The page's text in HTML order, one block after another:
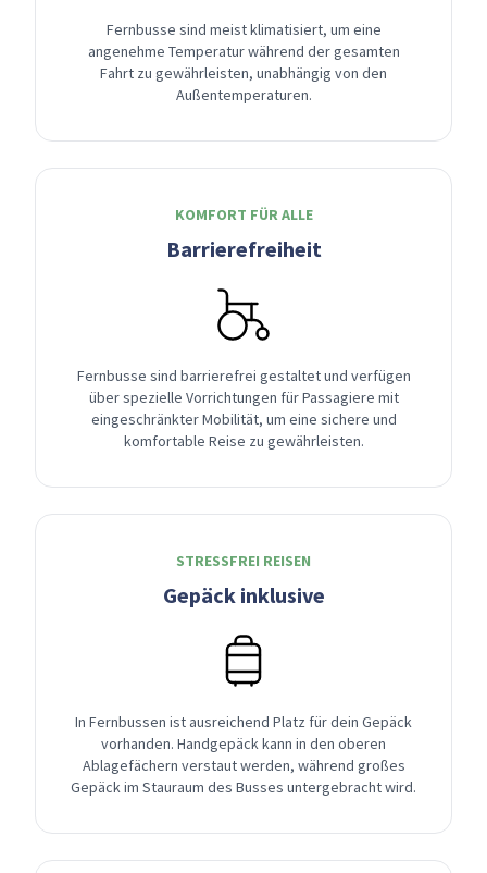
Fernbusse sind meist klimatisiert, um eine
angenehme Temperatur während der gesamten
Fahrt zu gewährleisten, unabhängig von den
Außentemperaturen.
KOMFORT FÜR ALLE
Barrierefreiheit
Fernbusse sind barrierefrei gestaltet und verfügen
über spezielle Vorrichtungen für Passagiere mit
eingeschränkter Mobilität, um eine sichere und
komfortable Reise zu gewährleisten.
STRESSFREI REISEN
Gepäck inklusive
In Fernbussen ist ausreichend Platz für dein Gepäck
vorhanden. Handgepäck kann in den oberen
Ablagefächern verstaut werden, während großes
Gepäck im Stauraum des Busses untergebracht wird.